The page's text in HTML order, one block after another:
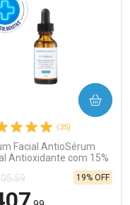
(35)
Facial AntioSérum
Antioxidante com 15%
C E Ferulic
SkinCeuticals C
19% OFF
COMPRAR